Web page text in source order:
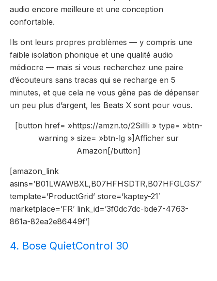
audio encore meilleure et une conception
confortable.
Ils ont leurs propres problèmes — y compris une
faible isolation phonique et une qualité audio
médiocre — mais si vous recherchez une paire
d’écouteurs sans tracas qui se recharge en 5
minutes, et que cela ne vous gêne pas de dépenser
un peu plus d’argent, les Beats X sont pour vous.
[button href= »https://amzn.to/2SillIi » type= »btn-
warning » size= »btn-lg »]Afficher sur
Amazon[/button]
[amazon_link
asins=’B01LWAWBXL,B07HFHSDTR,B07HFGLGS7′
template=’ProductGrid’ store=’kaptey-21′
marketplace=’FR’ link_id=’3f0dc7dc-bde7-4763-
861a-82ea2e86449f’]
4. Bose QuietControl 30